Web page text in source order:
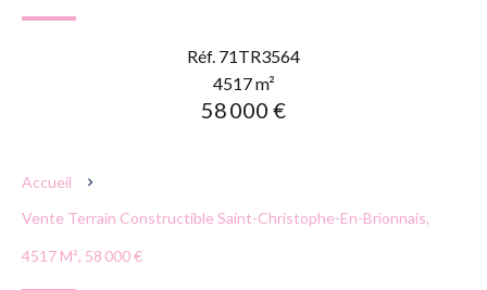
Réf. 71TR3564
4517 m²
58 000 €
Accueil
Vente Terrain Constructible Saint-Christophe-En-Brionnais,
4517 M², 58 000 €